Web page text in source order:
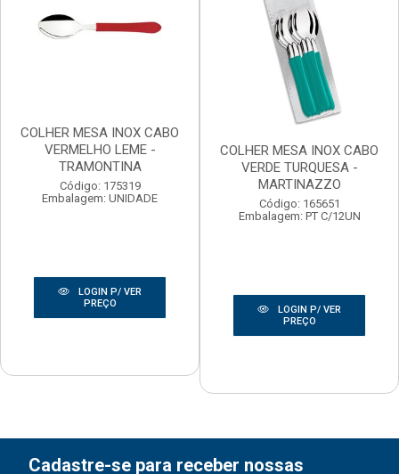
COLHER MESA INOX CABO
VERMELHO LEME -
TRAMONTINA
Código: 175319
Embalagem: UNIDADE
LOGIN P/ VER
PREÇO
COLHER MESA INOX CABO
VERDE TURQUESA -
MARTINAZZO
Código: 165651
Embalagem: PT C/12UN
LOGIN P/ VER
PREÇO
Cadastre-se para receber nossas